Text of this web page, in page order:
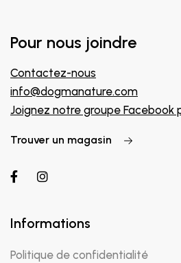
Pour nous joindre
Contactez-nous
info@dogmanature.com
Joignez notre groupe Facebook
Trouver un magasin
Informations
Politique de confidentialité